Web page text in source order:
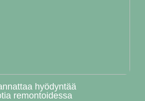
hyödyntää
remontoidessa